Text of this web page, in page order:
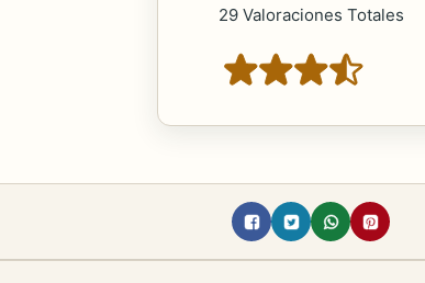
29 Valoraciones Totales